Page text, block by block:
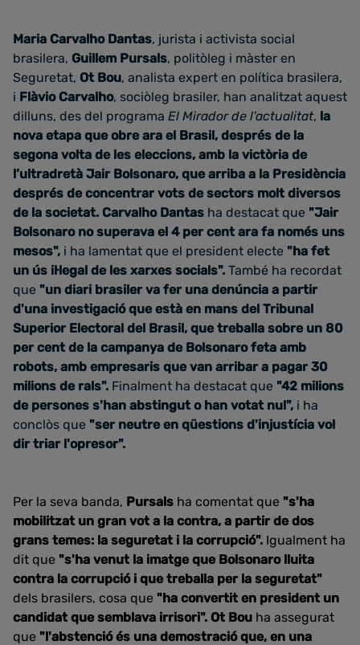
Maria Carvalho Dantas, jurista i activista social
brasilera, Guillem Pursals, politòleg i màster en
Seguretat, Ot Bou, analista expert en política brasilera,
i Flàvio Carvalho, sociòleg brasiler, han analitzat aquest
dilluns, des del programa El Mirador de l'actualitat, la
nova etapa que obre ara el Brasil, després de la
segona volta de les eleccions, amb la victòria de
l’ultradretà Jair Bolsonaro, que arriba a la Presidència
després de concentrar vots de sectors molt diversos
de la societat. Carvalho Dantas ha destacat que "Jair
Bolsonaro no superava el 4 per cent ara fa només uns
mesos", i ha lamentat que el president electe "ha fet
un ús il·legal de les xarxes socials". També ha recordat
que "un diari brasiler va fer una denúncia a partir
d'una investigació que està en mans del Tribunal
Superior Electoral del Brasil, que treballa sobre un 80
per cent de la campanya de Bolsonaro feta amb
robots, amb empresaris que van arribar a pagar 30
milions de rals". Finalment ha destacat que "42 milions
de persones s'han abstingut o han votat nul", i ha
conclòs que "ser neutre en qüestions d'injustícia vol
dir triar l'opresor".
Per la seva banda, Pursals ha comentat que "s'ha
mobilitzat un gran vot a la contra, a partir de dos
grans temes: la seguretat i la corrupció". Igualment ha
dit que "s'ha venut la imatge que Bolsonaro lluita
contra la corrupció i que treballa per la seguretat"
dels brasilers, cosa que "ha convertit en president un
candidat que semblava irrisori". Ot Bou ha assegurat
que "l'abstenció és una demostració que, en una